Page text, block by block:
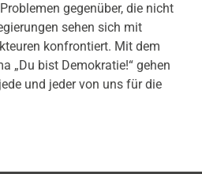
gegenüber, die nicht
sehen sich mit
konfrontiert. Mit dem
„Du bist Demokratie!“ gehen
und jeder von uns für die